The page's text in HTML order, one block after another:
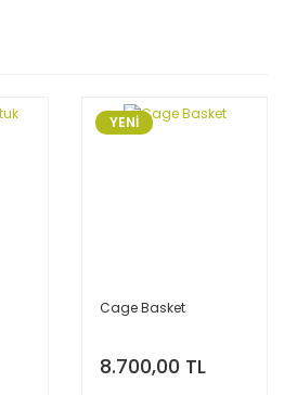
YENİ
Cage Basket
8.700,00 TL